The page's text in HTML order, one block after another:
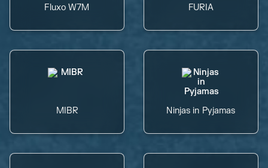
Fluxo W7M FURIA
MIBR Ninjas in Pyjamas